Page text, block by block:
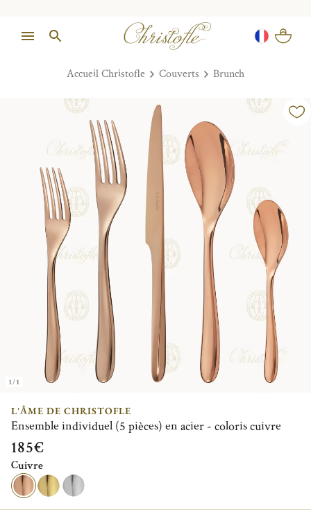
Accueil Christofle Couverts Brunch
1/1
L'ÂME DE CHRISTOFLE
Ensemble individuel (5 pièces) en acier - coloris cuivre
185€
Cuivre